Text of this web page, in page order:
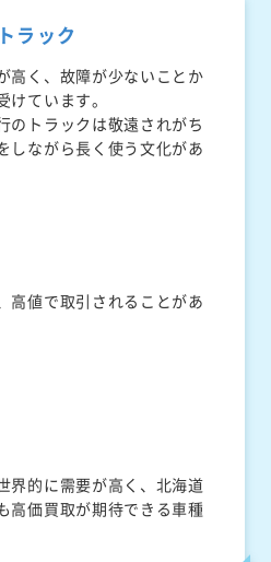
ラック
高く、故障が少ないことか
ています。
のトラックは敬遠されがち
しながら長く使う文化があ
高値で取引されることがあ
界的に需要が高く、北海道
高価買取が期待できる車種